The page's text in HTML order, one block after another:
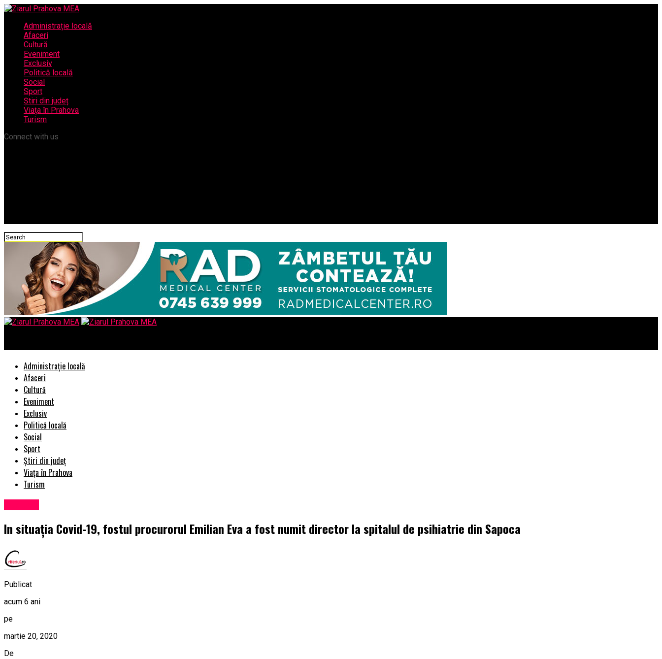
Administrație locală
Afaceri
Cultură
Eveniment
Exclusiv
Politică locală
Social
Sport
Știri din județ
Viața în Prahova
Turism
Connect with us
Administrație locală
Afaceri
Cultură
Eveniment
Exclusiv
Politică locală
Social
Sport
Știri din județ
Viața în Prahova
Turism
In situația Covid-19, fostul procurorul Emilian Eva a fost numit director la spitalul de psihiatrie din Sapoca
Publicat
acum 6 ani
pe
martie 20, 2020
De